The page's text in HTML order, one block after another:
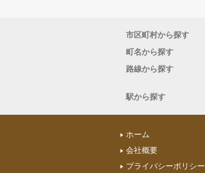
市区町村から探す
町名から探す
路線から探す
駅から探す
ホーム
会社概要
プライバシーポリシー